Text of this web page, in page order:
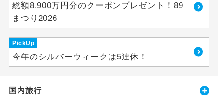
総額8,900万円分のクーポンプレゼント！89
まつり2026
PickUp
今年のシルバーウィークは5連休！
国内旅行